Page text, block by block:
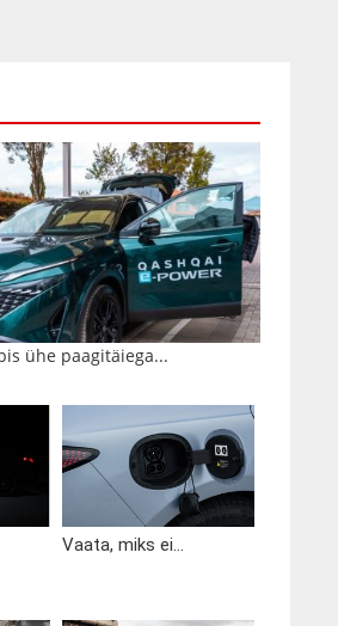
ühe paagitäiega...
Vaata, miks ei...